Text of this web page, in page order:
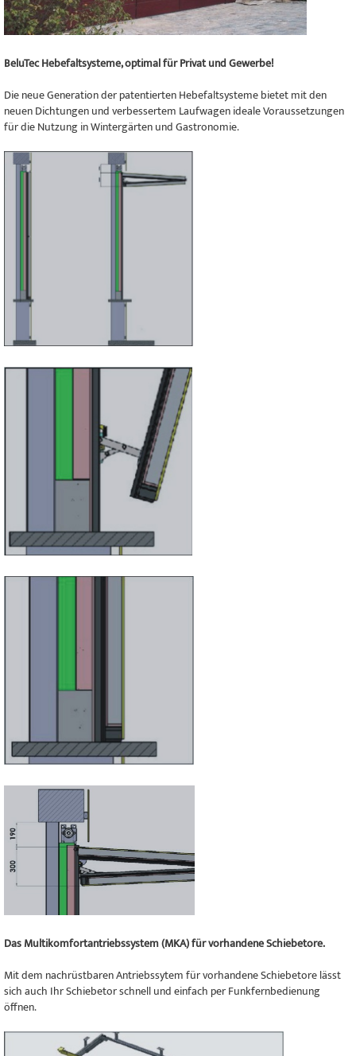
BeluTec Hebefaltsysteme, optimal für Privat und Gewerbe!
Die neue Generation der patentierten Hebefaltsysteme bietet mit den
neuen Dichtungen und verbessertem Laufwagen ideale Voraussetzungen
für die Nutzung in Wintergärten und Gastronomie.
Das Multikomfortantriebssystem (MKA) für vorhandene Schiebetore.
Mit dem nachrüstbaren Antriebssytem für vorhandene Schiebetore lässt
sich auch Ihr Schiebetor schnell und einfach per Funkfernbedienung
öffnen.